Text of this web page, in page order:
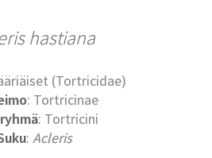
hastiana
(Tortricidae)
: Tortricinae
: Tortricini
: Acleris